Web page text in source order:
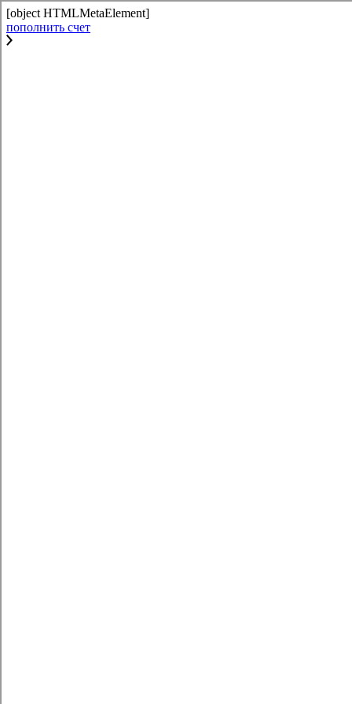
[object HTMLMetaElement]
пополнить счет